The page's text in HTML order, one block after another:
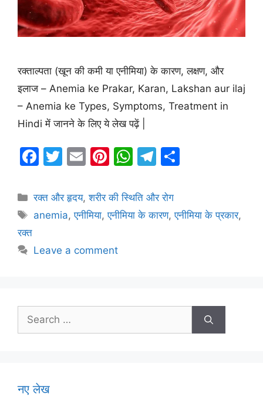
रक्ताल्पता (खून की कमी या एनीमिया) के कारण, लक्षण, और
इलाज – Anemia ke Prakar, Karan, Lakshan aur ilaj
– Anemia ke Types, Symptoms, Treatment in
Hindi में जानने के लिए ये लेख पढ़ें |
F
c
e
o
T
itt
er
E
ai
l
Pi
er
e
W
at
s
T
e
gr e
Categories
रक्त और हृदय,शरीर की स्थिति और रोग
Tags
anemia,एनीमिया,एनीमिया के कारण,एनीमिया के प्रकार,
रक्त
Leave a comment
Search
for:
नए लेख